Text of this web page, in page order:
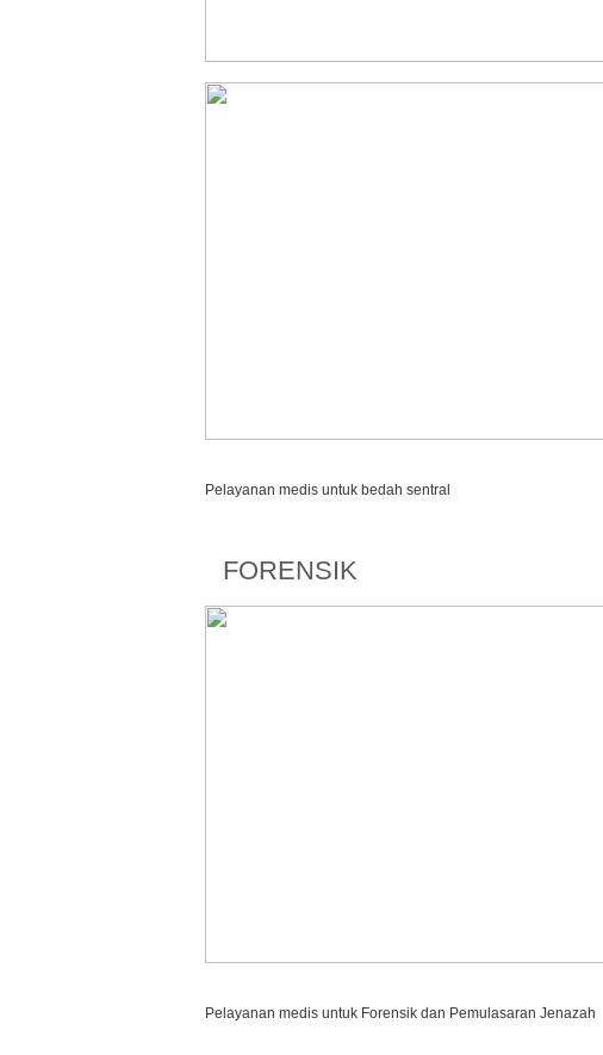
Pelayanan medis untuk bedah sentral
FORENSIK
Pelayanan medis untuk Forensik dan Pemulasaran Jenazah